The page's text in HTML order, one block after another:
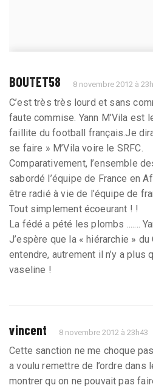
BOUTET58 8 novembre 2012 à
C’est très très lourd et sans
faute commise. Yann M’Vila est
faillite du football français.Je
se faire » M’Vila voire le SRFC.
Comparativement, l’ensemble
sabordé l’équipe de France en
être radié à vie de l’équipe de
Tout simplement écoeurant ! !
La fédé a pété les plombs .......
J’espère que la « hiérarchie »
entendre, autrement il n’y a plus
vaseline !
vincent 8 novembre 2012 à 23h43
Cette sanction ne me choque
a voulu remettre de l’ordre dans
montrer qu on ne pouvait pas